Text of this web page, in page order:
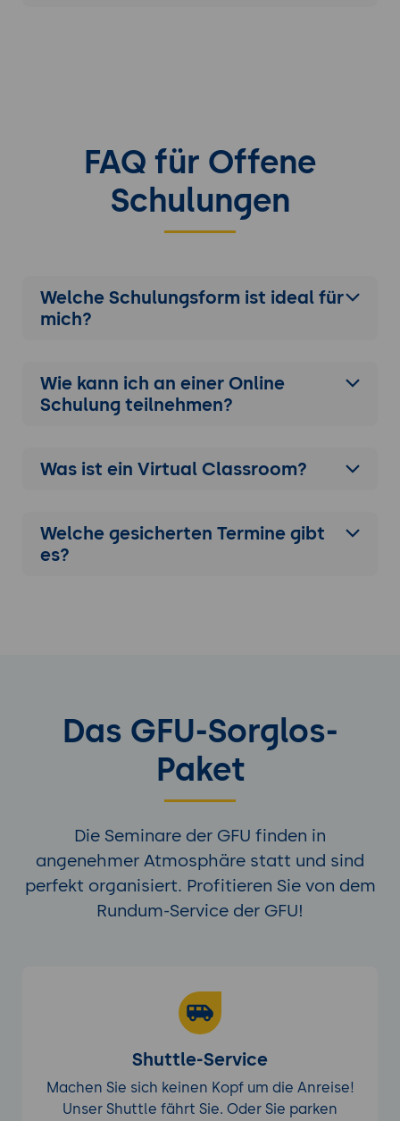
FAQ für Offene
Schulungen
Welche Schulungsform ist ideal für
mich?
Wie kann ich an einer Online
Schulung teilnehmen?
Was ist ein Virtual Classroom?
Welche gesicherten Termine gibt
es?
Das GFU-Sorglos-
Paket
Die Seminare der GFU finden in
angenehmer Atmosphäre statt und sind
perfekt organisiert. Profitieren Sie von dem
Rundum-Service der GFU!
Shuttle-Service
Machen Sie sich keinen Kopf um die Anreise!
Unser Shuttle fährt Sie. Oder Sie parken